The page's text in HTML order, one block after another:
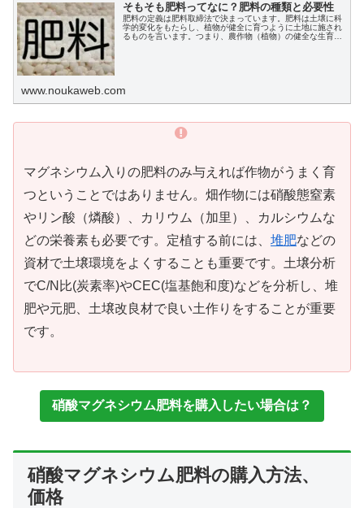
そもそも肥料ってなに？肥料の種類と必要性
肥料の定義は肥料取締法で決まっています。肥料は土壌に科
学的変化をもたらし、植物が健全に育つように土地に施され
るものを言います。つまり、農作物（植物）の健全な生育に
www.noukaweb.com
マグネシウム入りの肥料のみ与えれば作物がうまく育
つということではありません。畑作物には硝酸態窒素
やリン酸（燐酸）、カリウム（加里）、カルシウムな
どの栄養素も必要です。定植する前には、 堆肥などの
資材で土壌環境をよくすることも重要です。土壌分析
でC/N比(炭素率)やCEC(塩基飽和度)などを分析し、堆
肥や元肥、土壌改良材で良い土作りをすることが重要
です。
硝酸マグネシウム肥料を購入したい場合は？
硝酸マグネシウム肥料の購入方法、
価格